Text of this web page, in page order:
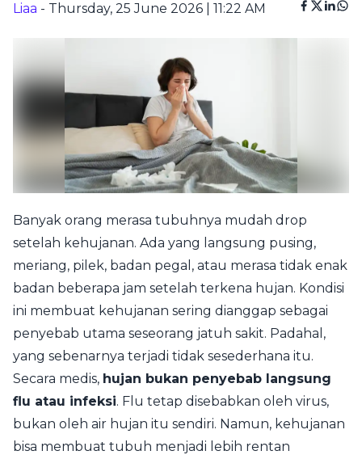
Liaa - Thursday, 25 June 2026 | 11:22 AM
Banyak orang merasa tubuhnya mudah drop
setelah kehujanan. Ada yang langsung pusing,
meriang, pilek, badan pegal, atau merasa tidak enak
badan beberapa jam setelah terkena hujan. Kondisi
ini membuat kehujanan sering dianggap sebagai
penyebab utama seseorang jatuh sakit. Padahal,
yang sebenarnya terjadi tidak sesederhana itu.
Secara medis, hujan bukan penyebab langsung
flu atau infeksi. Flu tetap disebabkan oleh virus,
bukan oleh air hujan itu sendiri. Namun, kehujanan
bisa membuat tubuh menjadi lebih rentan